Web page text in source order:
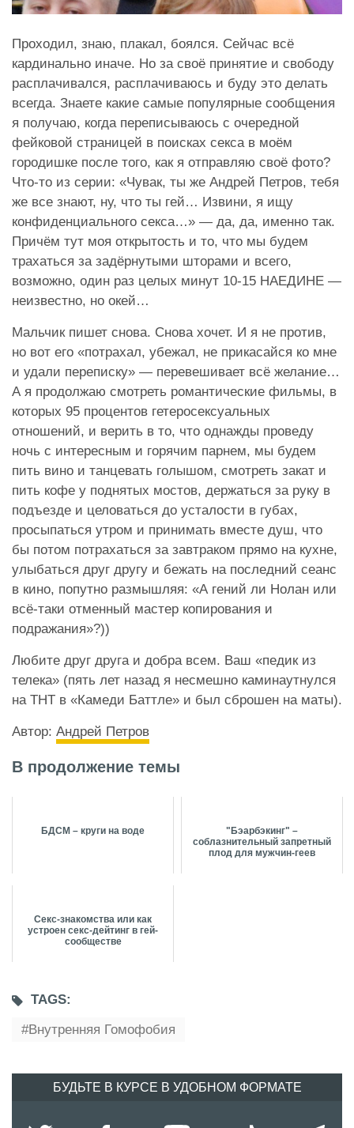
Проходил, знаю, плакал, боялся. Сейчас всё
кардинально иначе. Но за своё принятие и свободу
расплачивался, расплачиваюсь и буду это делать
всегда. Знаете какие самые популярные сообщения
я получаю, когда переписываюсь с очередной
фейковой страницей в поисках секса в моём
городишке после того, как я отправляю своё фото?
Что-то из серии: «Чувак, ты же Андрей Петров, тебя
же все знают, ну, что ты гей… Извини, я ищу
конфиденциального секса…» — да, да, именно так.
Причём тут моя открытость и то, что мы будем
трахаться за задёрнутыми шторами и всего,
возможно, один раз целых минут 10-15 НАЕДИНЕ —
неизвестно, но окей…
Мальчик пишет снова. Снова хочет. И я не против,
но вот его «потрахал, убежал, не прикасайся ко мне
и удали переписку» — перевешивает всё желание…
А я продолжаю смотреть романтические фильмы, в
которых 95 процентов гетеросексуальных
отношений, и верить в то, что однажды проведу
ночь с интересным и горячим парнем, мы будем
пить вино и танцевать голышом, смотреть закат и
пить кофе у поднятых мостов, держаться за руку в
подъезде и целоваться до усталости в губах,
просыпаться утром и принимать вместе душ, что
бы потом потрахаться за завтраком прямо на кухне,
улыбаться друг другу и бежать на последний сеанс
в кино, попутно размышляя: «А гений ли Нолан или
всё-таки отменный мастер копирования и
подражания»?))
Любите друг друга и добра всем. Ваш «педик из
телека» (пять лет назад я несмешно каминаутнулся
на ТНТ в «Камеди Баттле» и был сброшен на маты).
Автор: Андрей Петров
В продолжение темы
БДСМ – круги на воде
"Бэарбэкинг" –
соблазнительный запретный
плод для мужчин-геев
Секс-знакомства или как
устроен секс-дейтинг в гей-
сообществе
TAGS:
Внутренняя Гомофобия
БУДЬТЕ В КУРСЕ В УДОБНОМ ФОРМАТЕ